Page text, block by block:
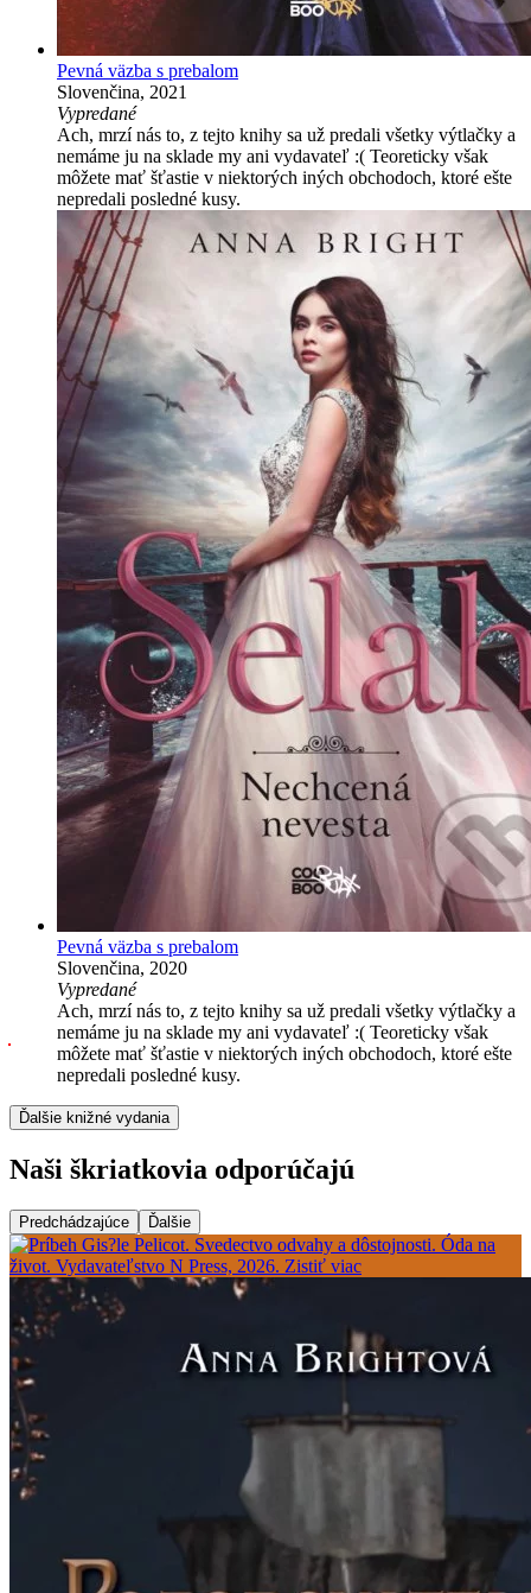
Pevná väzba s prebalom
Slovenčina, 2021
Vypredané
Ach, mrzí nás to, z tejto knihy sa už predali všetky výtlačky a
nemáme ju na sklade my ani vydavateľ :( Teoreticky však
môžete mať šťastie v niektorých iných obchodoch, ktoré ešte
nepredali posledné kusy.
Pevná väzba s prebalom
Slovenčina, 2020
Vypredané
Ach, mrzí nás to, z tejto knihy sa už predali všetky výtlačky a
nemáme ju na sklade my ani vydavateľ :( Teoreticky však
môžete mať šťastie v niektorých iných obchodoch, ktoré ešte
nepredali posledné kusy.
Ďalšie knižné vydania
Naši škriatkovia odporúčajú
Predchádzajúce Ďalšie